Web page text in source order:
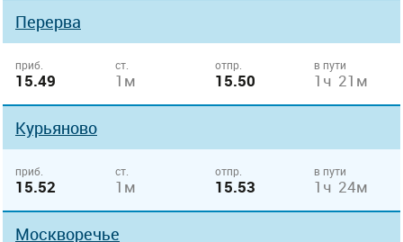
Перерва
приб.
15.49
ст.
1м
отпр.
15.50
в пути
1ч 21м
Курьяново
приб.
15.52
ст.
1м
отпр.
15.53
в пути
1ч 24м
Москворечье